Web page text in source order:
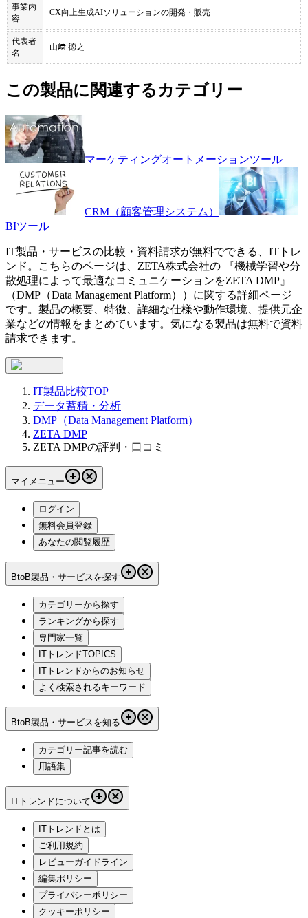
事業内
容
CX向上生成AIソリューションの開発・販売
代表者
名
山﨑 徳之
この製品に関連するカテゴリー
マーケティングオートメーションツール
CRM（顧客管理システム）
BIツール
IT製品・サービスの比較・資料請求が無料でできる、ITトレ
ンド。こちらのページは、 ZETA株式会社の 『機械学習や分
散処理によって最適なコミュニケーションをZETA DMP 』
（DMP（Data Management Platform）
）に関する詳細ページ
です。製品の概要、特徴、詳細な仕様や動作環境、提供元企
業などの情報をまとめています。気になる製品は無料で資料
請求できます。
IT製品比較TOP
データ蓄積・分析
DMP（Data Management Platform）
ZETA DMP
ZETA DMPの評判・口コミ
マイメニュー
ログイン
無料会員登録
あなたの閲覧履歴
BtoB製品・サービスを探す
カテゴリーから探す
ランキングから探す
専門家一覧
ITトレンドTOPICS
ITトレンドからのお知らせ
よく検索されるキーワード
BtoB製品・サービスを知る
カテゴリー記事を読む
用語集
ITトレンドについて
ITトレンドとは
ご利用規約
レビューガイドライン
編集ポリシー
プライバシーポリシー
クッキーポリシー